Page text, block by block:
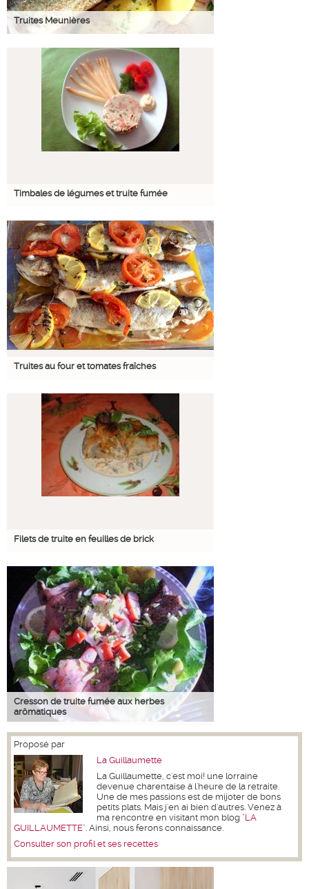
Truites Meunières
Timbales de légumes et truite fumée
Truites au four et tomates fraîches
Filets de truite en feuilles de brick
Cresson de truite fumée aux herbes
arômatiques
Proposé par
La Guillaumette
La Guillaumette, c'est moi! une lorraine
devenue charentaise à l'heure de la retraite.
Une de mes passions est de mijoter de bons
petits plats. Mais j'en ai bien d'autres. Venez à
ma rencontre en visitant mon blog "LA
GUILLAUMETTE". Ainsi, nous ferons connaissance.
Consulter son profil et ses recettes